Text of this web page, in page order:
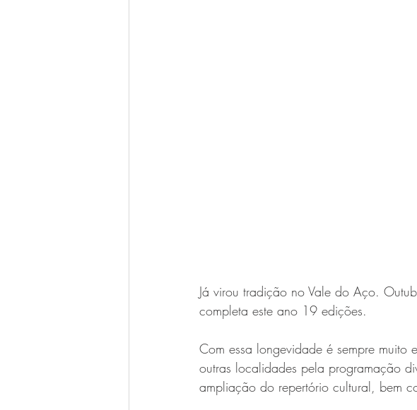
Já virou tradição no Vale do Aço.
completa este ano 19 edições.
Com essa longevidade é sempre
outras localidades pela programação
ampliação do repertório cultural, bem